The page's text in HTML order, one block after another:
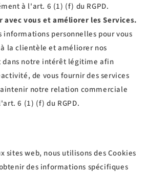
à l'art. 6 (1) (f) du RGPD.
avec vous et améliorer les Services.
informations personnelles pour vous
la clientèle et améliorer nos
dans notre intérêt légitime afin
de vous fournir des services
notre relation commerciale
6 (1) (f) du RGPD.
sites web, nous utilisons des Cookies
des informations spécifiques